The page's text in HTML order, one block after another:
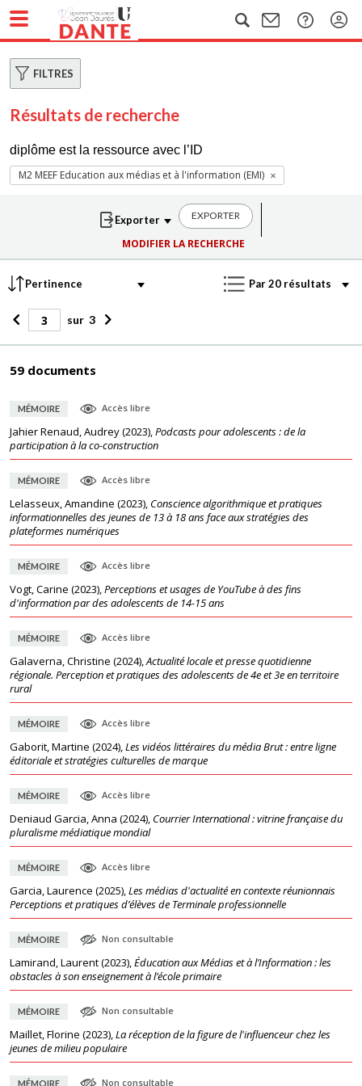
FILTRES
Résultats de recherche
diplôme est la ressource avec l’ID
M2 MEEF Education aux médias et à l'information (EMI)
EXPORTER
MODIFIER LA RECHERCHE
sur 3
59 documents
MÉMOIRE Accès libre
Jahier Renaud, Audrey(2023),Podcasts pour adolescents : de la
participation à la co-construction
MÉMOIRE Accès libre
Lelasseux, Amandine (2023), Conscience algorithmique et pratiques
informationnelles des jeunes de 13 à 18 ans face aux stratégies des
plateformes numériques
MÉMOIRE Accès libre
Vogt, Carine (2023),Perceptions et usages de YouTube à des fins
d'information par des adolescents de 14-15 ans
MÉMOIRE Accès libre
Galaverna, Christine (2024),Actualité locale et presse quotidienne
régionale. Perception et pratiques des adolescents de 4e et 3e en territoire
rural
MÉMOIRE Accès libre
Gaborit, Martine (2024),Les vidéos littéraires du média Brut : entre ligne
éditoriale et stratégies culturelles de marque
MÉMOIRE Accès libre
Deniaud Garcia, Anna (2024), Courrier International : vitrine française du
pluralisme médiatique mondial
MÉMOIRE Accès libre
Garcia, Laurence (2025),Les médias d'actualité en contexte réunionnais
Perceptions et pratiques d’élèves de Terminale professionnelle
MÉMOIRE Non consultable
Lamirand, Laurent(2023),Éducation aux Médias et à l’Information : les
obstacles à son enseignement à l’école primaire
MÉMOIRE Non consultable
Maillet, Florine (2023),La réception de la figure de l'influenceur chez les
jeunes de milieu populaire
MÉMOIRE Non consultable